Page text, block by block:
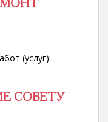
(услуг):
СОВЕТУ